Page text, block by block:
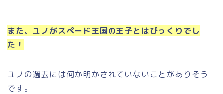
また、ユノがスペード王国の王子とはびっくりでし
た！
ユノの過去には何か明かされていないことがありそう
です。